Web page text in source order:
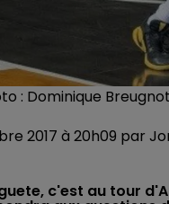
: Dominique
2017 à 20h09 par
c'est au tour